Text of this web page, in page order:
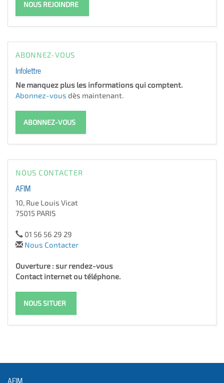
NOUS REJOINDRE
ABONNEZ-VOUS
Infolettre
Ne manquez plus les informations qui comptent.
Abonnez-vous dès maintenant.
ABONNEZ-VOUS
NOUS CONTACTER
AFIM
10, Rue Louis Vicat
75015 PARIS
01 56 56 29 29
Nous Contacter
Ouverture : sur rendez-vous
Contact internet ou téléphone.
NOUS SITUER
AFIM